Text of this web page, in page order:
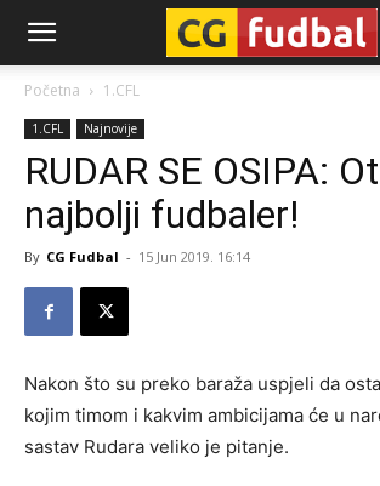
CG-
Fudbal
Početna 1.CFL
1.CFL Najnovije
RUDAR SE OSIPA:
najbolji fudbaler!
By CG Fudbal - 15 Jun 2019. 16:14
Nakon što su preko baraža uspjeli da
kojim timom i kakvim ambicijama će u
sastav Rudara veliko je pitanje.